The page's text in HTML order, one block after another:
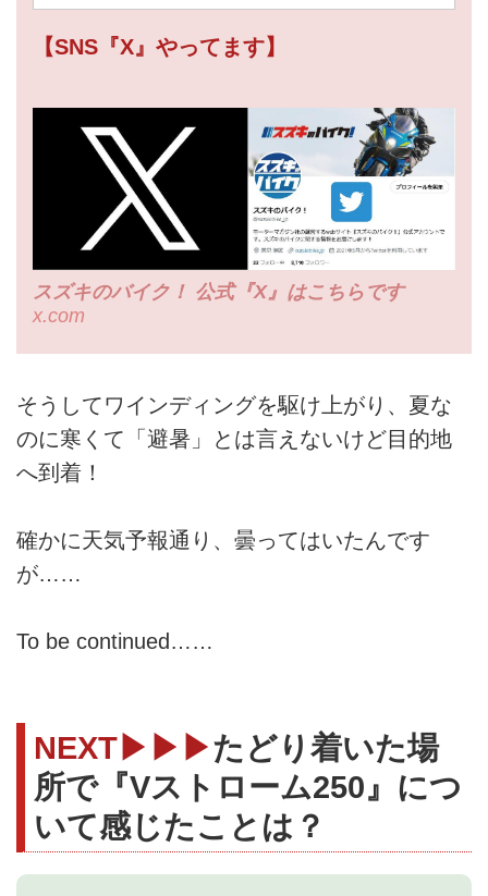
【SNS『X』やってます】
スズキのバイク！ 公式『X』はこちらです
x.com
そうしてワインディングを駆け上がり、夏な
のに寒くて「避暑」とは言えないけど目的地
へ到着！
確かに天気予報通り、曇ってはいたんです
が……
To be continued……
NEXT▶▶▶たどり着いた場
所で『Vストローム250』につ
いて感じたことは？